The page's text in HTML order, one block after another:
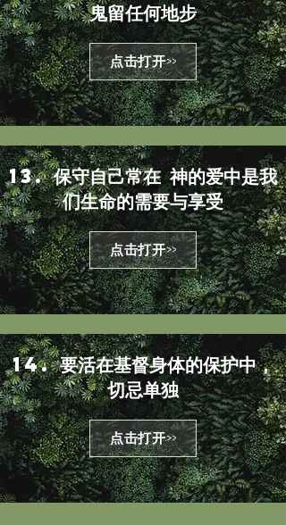
鬼留任何地步
点击打开>>
13. 保守自己常在 神的爱中是我
们生命的需要与享受
点击打开>>
14. 要活在基督身体的保护中，
切忌单独
点击打开>>